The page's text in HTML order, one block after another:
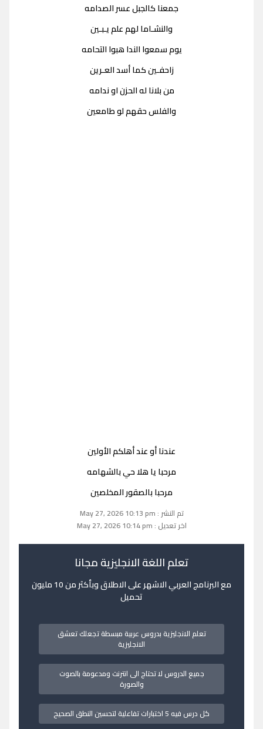
جمعنا كالجبل عسر الصدامه
والنشـاما لهم علم يـبـين
يوم سمعوا الندا هبوا التحامه
زاحفـين كما أسد العـرين
من بلانا له الحزن او ندامه
والفلس حقهم لو طامعين
عندنا أو عند أهلكم الأولين
مرحبا يا هلا حي بالشهامه
مرحبا بالصقور المخلصين
تم النشر : May 27, 2026 10:13 pm
اخر تعديل : May 27, 2026 10:14 pm
تعلم اللغة الانجليزية مجانا
مع البرنامج العربي الاشهر على الاطلاق وبأكثر من 10 مليون
تحميل
تعلم الانجليزية بدروس عربية مبسطة تجعلك تعشق
الانجليزية
جميع الدروس لا تحتاج الى انترنت ومدعومة بالصوت
والصورة
كل درس فيه 5 اختبارات تفاعلية لتحسين النطق الصحيح